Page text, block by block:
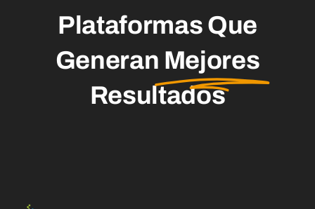
Plataformas Que
Generan Mejores
Resultados